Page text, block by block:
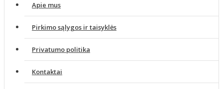
Apie mus
Pirkimo sąlygos ir taisyklės
Privatumo politika
Kontaktai